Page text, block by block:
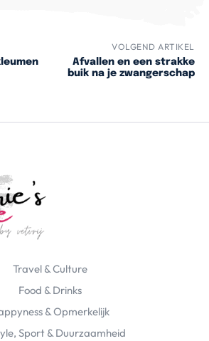
VOLGEND ARTIKEL
Afvallen en een strakke
buik na je zwangerschap
Travel & Culture
Food & Drinks
& Opmerkelijk
Sport & Duurzaamheid